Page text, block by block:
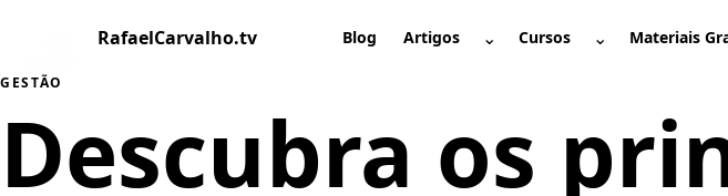
conteúdo
RafaelCarvalho.tv Blog Artigos Abrir submenu
⌄ Cursos Abrir submenu
⌄ Materiais
GESTÃO
Descubra os